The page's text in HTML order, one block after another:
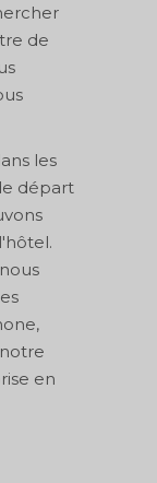
de
les
départ
en